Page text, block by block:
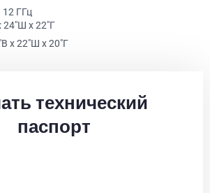
12 ГГц
24"Ш x 22"Г
x 22"Ш x 20"Г
технический
паспорт